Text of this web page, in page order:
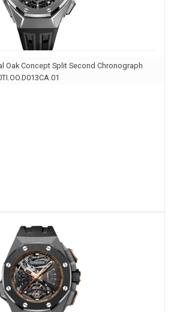
Oak Concept Split Second Chronograph